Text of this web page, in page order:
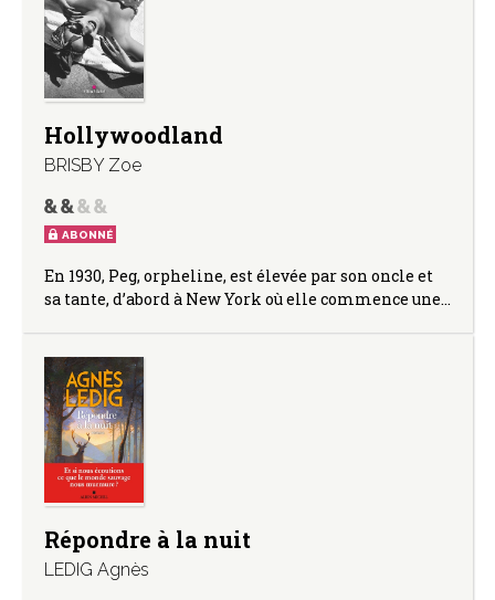
Hollywoodland
BRISBY Zoe
ABONNÉ
En 1930, Peg, orpheline, est élevée par son oncle et
sa tante, d’abord à New York où elle commence une…
Répondre à la nuit
LEDIG Agnès